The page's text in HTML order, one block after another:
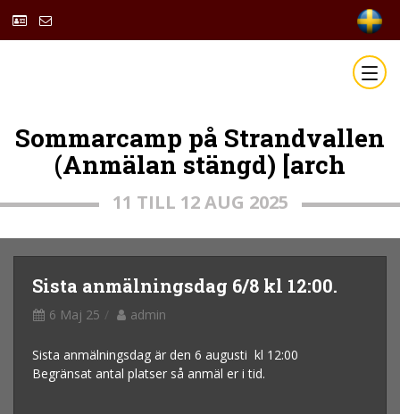
Sommarcamp på Strandvallen
(Anmälan stängd) [arch
11 TILL 12 AUG 2025
Sista anmälningsdag 6/8 kl 12:00.
6 Maj 25 admin
Sista anmälningsdag är den 6 augusti kl 12:00
Begränsat antal platser så anmäl er i tid.